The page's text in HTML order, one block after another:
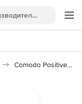
Comodo PositiveSSL